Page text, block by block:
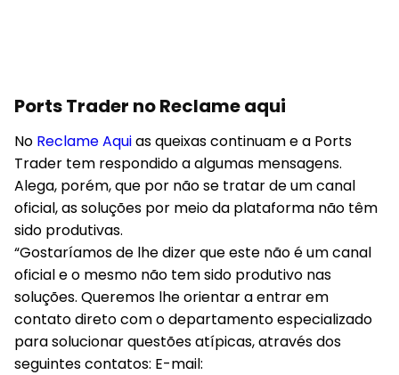
Ports Trader no Reclame aqui
No Reclame Aquias queixas continuam e a Ports
Trader tem respondido a algumas mensagens.
Alega, porém, que por não se tratar de um canal
oficial, as soluções por meio da plataforma não têm
sido produtivas.
“Gostaríamos de lhe dizer que este não é um canal
oficial e o mesmo não tem sido produtivo nas
soluções. Queremos lhe orientar a entrar em
contato direto com o departamento especializado
para solucionar questões atípicas, através dos
seguintes contatos: E-mail: